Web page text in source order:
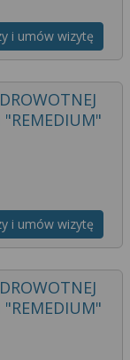
i umów wizytę
"REMEDIUM"
i umów wizytę
"REMEDIUM"